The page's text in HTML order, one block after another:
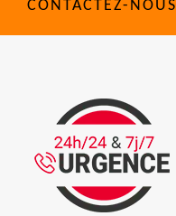
CONTACTEZ-NOUS